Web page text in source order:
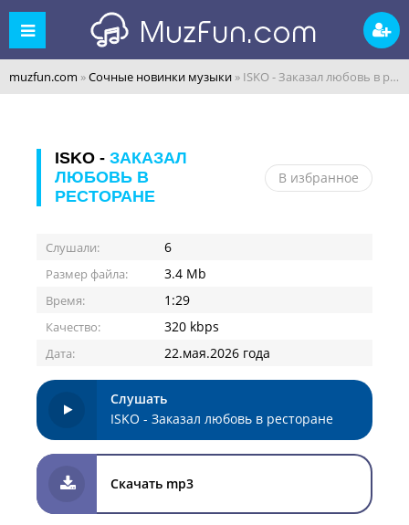
muzfun.com »Сочные новинки музыки » ISKO - Заказал любовь в ресторане
ISKO - ЗАКАЗАЛ
ЛЮБОВЬ В
РЕСТОРАНЕ
В избранное
Слушали: 6
Размер файла: 3.4 Mb
Время: 1:29
Качество: 320 kbps
Дата: 22.мая.2026 года
Слушать
ISKO - Заказал любовь в ресторане
Скачать mp3